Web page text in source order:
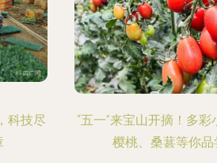
科技尽
“五一”来宝山开摘！多彩
樱桃、桑葚等你品